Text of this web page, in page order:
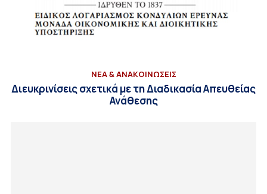
ΝΕΑ & ΑΝΑΚΟΙΝΩΣΕΙΣ
Διευκρινίσεις σχετικά με τη Διαδικασία Απευθείας
Ανάθεσης